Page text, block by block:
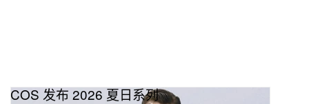
COS 发布 2026 夏日系列